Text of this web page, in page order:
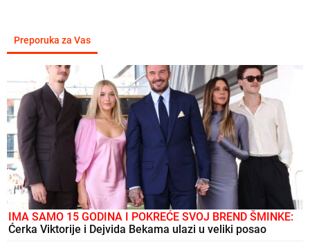
Preporuka za Vas
IMA SAMO 15 GODINA I POKREĆE SVOJ BREND ŠMINKE:
Ćerka Viktorije i Dejvida Bekama ulazi u veliki posao